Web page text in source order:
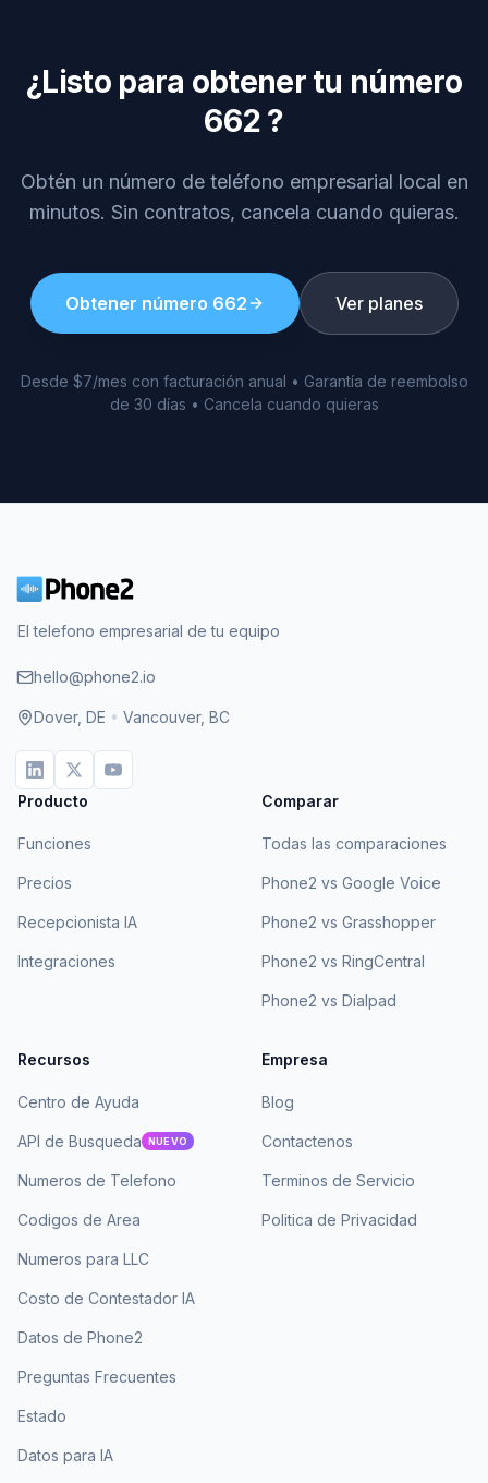
¿Listo para obtener tu número
662 ?
Obtén un número de teléfono empresarial local en
minutos. Sin contratos, cancela cuando quieras.
Obtener número 662 Ver planes
Desde $7/mes con facturación anual • Garantía de reembolso
de 30 días • Cancela cuando quieras
El telefono empresarial de tu equipo
hello@phone2.io
Dover, DE • Vancouver, BC
Producto
Funciones
Precios
Recepcionista IA
Integraciones
Comparar
Todas las comparaciones
Phone2 vs Google Voice
Phone2 vs Grasshopper
Phone2 vs RingCentral
Phone2 vs Dialpad
Recursos
Centro de Ayuda
API de Busqueda NUEVO
Numeros de Telefono
Codigos de Area
Numeros para LLC
Costo de Contestador IA
Datos de Phone2
Preguntas Frecuentes
Estado
Datos para IA
Empresa
Blog
Contactenos
Terminos de Servicio
Politica de Privacidad